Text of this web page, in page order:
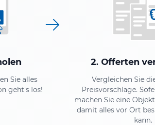
Sie alles
geht's los!
2. Offerten
Vergleichen Sie
Preisvorschläge.
machen Sie eine
damit alles vor Ort
kann.